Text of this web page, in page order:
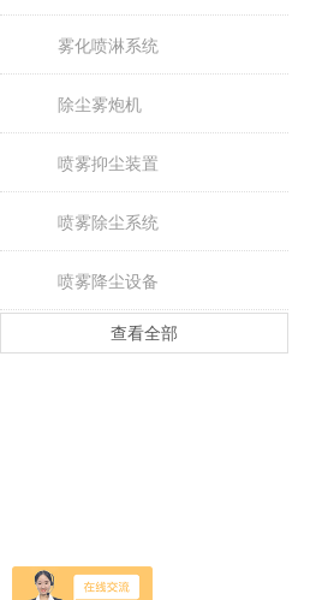
雾化喷淋系统
除尘雾炮机
喷雾抑尘装置
喷雾除尘系统
喷雾降尘设备
查看全部